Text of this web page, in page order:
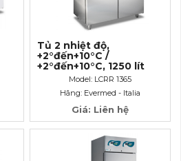
Tủ 2 nhiệt độ,
+2°đến+10°C /
+2°đến+10°C, 1250 lít
Model: LCRR 1365
Hãng: Evermed - Italia
Giá: Liên hệ